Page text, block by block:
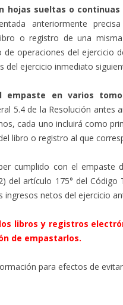
hojas sueltas o
anteriormente
o registro de una
de operaciones del ejercicio
del ejercicio inmediato
empaste en varios
5.4 de la Resolución antes
cada uno incluirá como
libro o registro al que
cumplido con el empaste
del artículo 175° del
ingresos netos del ejercicio
libros y registros
de empastarlos.
para efectos de